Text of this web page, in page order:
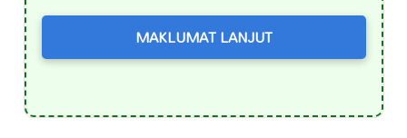
MAKLUMAT LANJUT